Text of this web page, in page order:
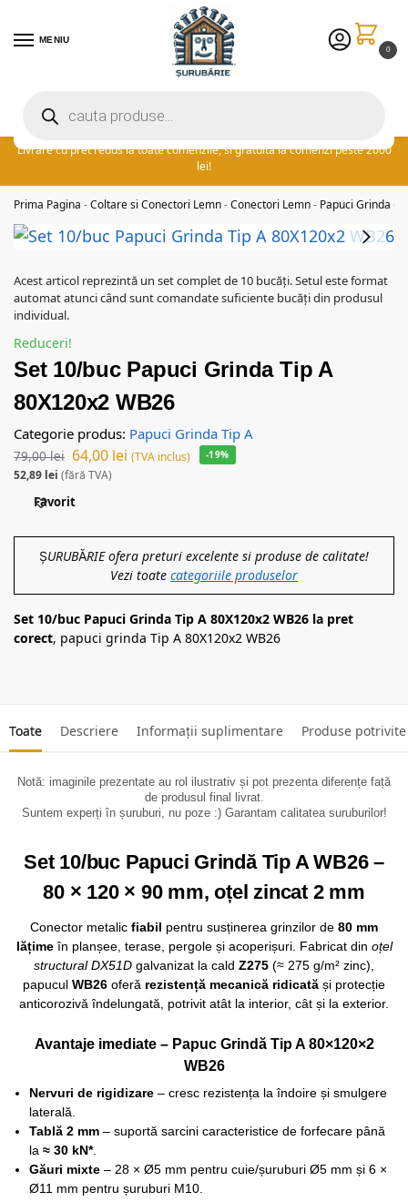
MENIU
0
reducere la comenzile peste 300 lei! adauga cuponul ‘FIDSUR’ la
Livrare cu pret redus la toate comenzile, si gratuita la comenzi peste 2000
lei!
Prima Pagina - Coltare si Conectori Lemn - Conectori Lemn - Papuci Grinda -
Acest articol reprezintă un set complet de 10 bucăți. Setul este format
automat atunci când sunt comandate suficiente bucăți din produsul
individual.
Reduceri!
Set 10/buc Papuci Grinda Tip A
80X120x2 WB26
Categorie produs: Papuci Grinda Tip A
79,00lei 64,00 lei (TVA inclus)
52,89 lei (fără TVA)
-19%
Favorit
ȘURUBĂRIE ofera preturi excelente si produse de calitate!
Vezi toate categoriile produselor
Set 10/buc Papuci Grinda Tip A 80X120x2 WB26 la pret
corect, papuci grinda Tip A 80X120x2 WB26
Toate Descriere Informații suplimentare Produse potrivite
Notă: imaginile prezentate au rol ilustrativ și pot prezenta diferențe față
de produsul final livrat.
Suntem experți în șuruburi, nu poze :) Garantam calitatea suruburilor!
Set 10/buc Papuci Grindă Tip A WB26 –
80 × 120 × 90 mm, oțel zincat 2 mm
Conector metalic fiabil pentru susținerea grinzilor de 80 mm
lățimeîn planșee, terase, pergole și acoperișuri. Fabricat din oțel
structural DX51D galvanizat la cald Z275 (≈ 275 g/m² zinc),
papucul WB26 oferă rezistență mecanică ridicată și protecție
anticorozivă îndelungată, potrivit atât la interior, cât și la exterior.
Avantaje imediate – Papuc Grindă Tip A 80×120×2
WB26
Nervuri de rigidizare– cresc rezistența la îndoire și smulgere
laterală.
Tablă 2 mm– suportă sarcini caracteristice de forfecare până
la ≈ 30 kN*.
Găuri mixte– 28 × Ø5 mm pentru cuie/șuruburi Ø5 mm și 6 ×
Ø11 mm pentru șuruburi M10.